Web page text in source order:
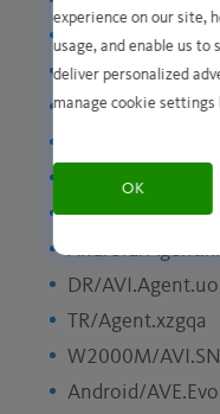
Android/
Java/
Android/
W2000M/
Android/
Android/
DR/
TR/Agent.xzgqa
W2000M/
Android/
experience on our site,
usage, and enable us
deliver personalized
manage cookie settings
OK